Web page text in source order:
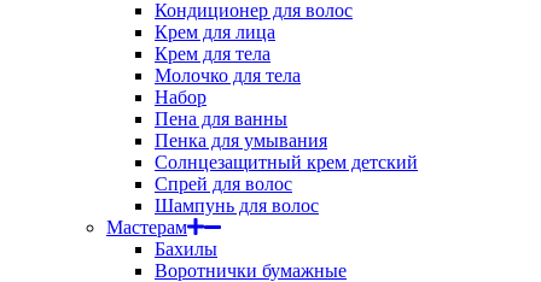
Кондиционер для волос
Крем для лица
Крем для тела
Молочко для тела
Набор
Пена для ванны
Пенка для умывания
Солнцезащитный крем детский
Спрей для волос
Шампунь для волос
Мастерам
Бахилы
Воротнички бумажные